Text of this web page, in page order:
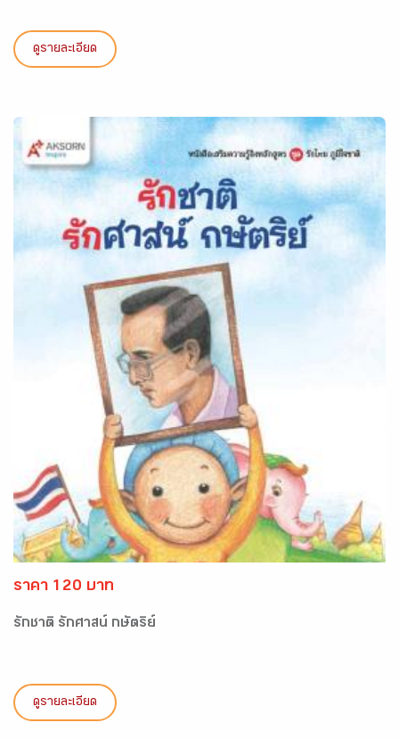
ดูรายละเอียด
ราคา 120 บาท
รักชาติ รักศาสน์ กษัตริย์
ดูรายละเอียด